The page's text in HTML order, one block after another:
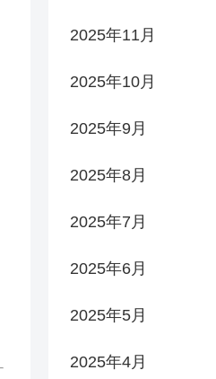
2025年11月
2025年10月
2025年9月
2025年8月
2025年7月
2025年6月
2025年5月
2025年4月